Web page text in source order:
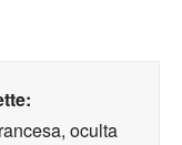
oculta